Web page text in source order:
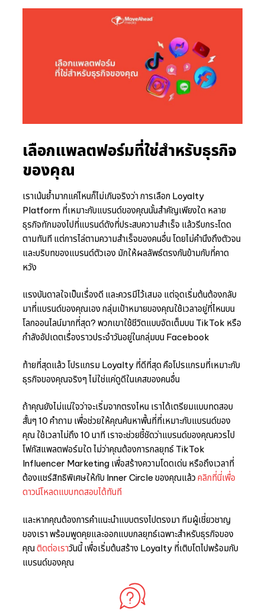
เลือกแพลตฟอร์มที่ใช่สำหรับธุรกิจ
ของคุณ
เราเน้นย้ำมากแค่ไหนก็ไม่เกินจริงว่า การเลือก Loyalty
Platform ที่เหมาะกับแบรนด์ของคุณนั้นสำคัญเพียงใด หลาย
ธุรกิจทักมองไปที่แบรนด์ดังที่ประสบความสำเร็จ แล้วรีบกระโดด
ตามทันที แต่การไล่ตามความสำเร็จของคนอื่น โดยไม่คำนึงถึงตัวจน
และบริบทของแบรนด์ตัวเอง มักให้ผลลัพธ์ตรงกันข้ามกับที่คาด
หวัง
แรงบันดาลใจเป็นเรื่องดี และควรมีไว้เสมอ แต่จุดเริ่มต้นต้องกลับ
มาที่แบรนด์ของคุณเอง กลุ่มเป้าหมายของคุณใช้เวลาอยู่ที่ไหนบน
โลกออนไลน์มากที่สุด? พวกเขาใช้ชีวิตแบบจัดเต็มบน TikTok หรือ
กำลังอัปเดตเรื่องราวประจำวันอยู่ในกลุ่มบน Facebook
ท้ายที่สุดแล้ว โปรแกรม Loyalty ที่ดีที่สุด คือโปรแกรมที่เหมาะกับ
ธุรกิจของคุณจริงๆ ไม่ใช่แค่ดูดีในเคสของคนอื่น
ถ้าคุณยังไม่แน่ใจว่าจะเริ่มจากตรงไหน เราได้เตรียมแบบทดสอบ
สั้นๆ 10 คำถาม เพื่อช่วยให้คุณค้นหาพื้นที่ที่เหมาะกับแบรนด์ของ
คุณ ใช้เวลาไม่ถึง 10 นาที เราจะช่วยชี้ชัดว่าแบรนด์ของคุณควรไป
โฟกัสแพลตฟอร์มใด ไม่ว่าคุณต้องการกลยุทธ์ TikTok
Influencer Marketing เพื่อสร้างความโดดเด่น หรือถึงเวลาที่
ต้องแชร์สิทธิพิเศษให้กับ Inner Circle ของคุณแล้ว คลิกที่นี่เพื่อ
ดาวน์โหลดแบบทดสอบได้ทันที
และหากคุณต้องการคำแนะนำแบบตรงไปตรงมา ทีมผู้เชี่ยวชาญ
ของเรา พร้อมพูดคุยและออกแบบกลยุทธ์เฉพาะสำหรับธุรกิจของ
คุณ ติดต่อเราวันนี้ เพื่อเริ่มต้นสร้าง Loyalty ที่เติบโตไปพร้อมกับ
แบรนด์ของคุณ